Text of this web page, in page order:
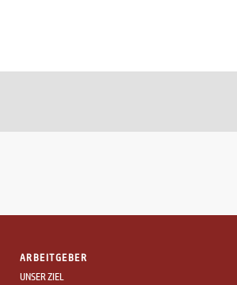
ARBEITGEBER
UNSER ZIEL